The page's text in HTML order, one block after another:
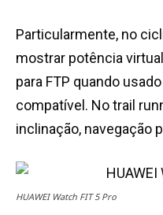
Particularmente, no
mostrar potência
para FTP quando
compatível. No trail
inclinação, navegação
HUAWEI Watch FIT 5 Pro